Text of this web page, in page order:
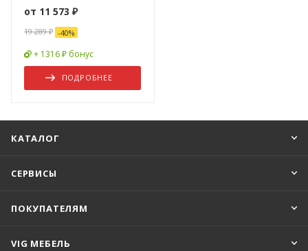
от 11 573 ₽
19 289 ₽ -40%
+ 1316 ₽ бонус
ПОДРОБНЕЕ
КАТАЛОГ
СЕРВИСЫ
ПОКУПАТЕЛЯМ
VIG МЕБЕЛЬ